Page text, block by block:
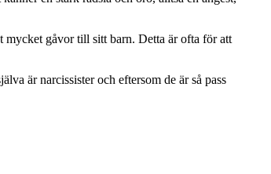
mycket gåvor till sitt barn. Detta är ofta för att
är narcissister och eftersom de är så pass